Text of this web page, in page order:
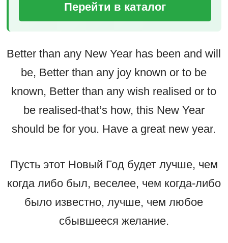
Перейти в каталог
Better than any New Year has been and will
be, Better than any joy known or to be
known, Better than any wish realised or to
be realised-that’s how, this New Year
should be for you. Have a great new year.
Пусть этот Новый Год будет лучше, чем
когда либо был, веселее, чем когда-либо
было известно, лучше, чем любое
сбывшееся желание.